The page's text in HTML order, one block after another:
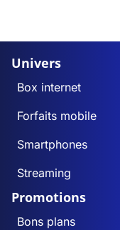
Univers
Box internet
Forfaits mobile
Smartphones
Streaming
Promotions
Bons plans